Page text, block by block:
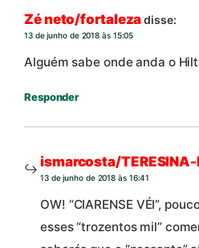
Zé neto/fortalezadisse:
13 de junho de 2018 às 15:05
Alguém sabe onde anda o
Responder
ismarcosta/TERESINA-
13 de junho de 2018 às 16:41
OW! “CIARENSE VÉI”,
esses “trozentos mil”